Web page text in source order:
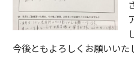
今後ともよろしくお願いいた